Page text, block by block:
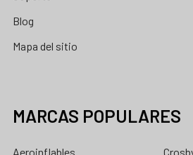
Blog
Mapa del sitio
MARCAS POPULARES
Aeroinflables